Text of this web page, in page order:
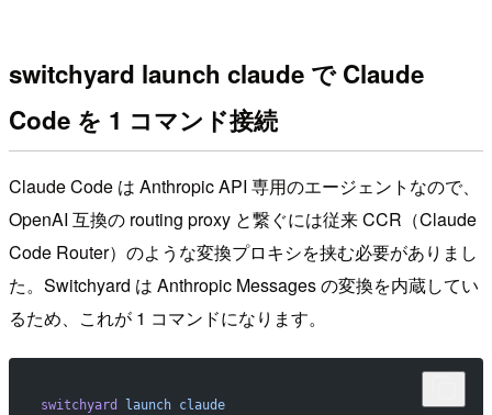
switchyard launch claude で Claude
Code を 1 コマンド接続
Claude Code は Anthropic API 専用のエージェントなので、
OpenAI 互換の routing proxy と繋ぐには従来 CCR（Claude
Code Router）のような変換プロキシを挟む必要がありまし
た。Switchyard は Anthropic Messages の変換を内蔵してい
るため、これが 1 コマンドになります。
switchyard launch claude